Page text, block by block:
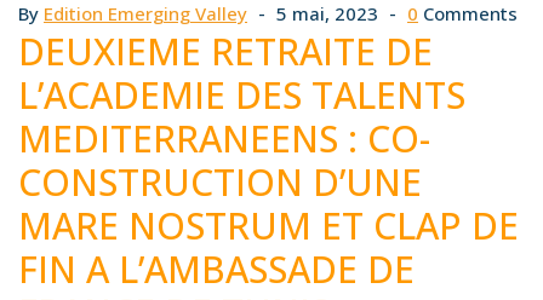
By Edition Emerging Valley 5 mai, 2023 0 Comments
DEUXIEME RETRAITE DE
L’ACADEMIE DES TALENTS
MEDITERRANEENS : CO-
CONSTRUCTION D’UNE
MARE NOSTRUM ET CLAP DE
FIN A L’AMBASSADE DE